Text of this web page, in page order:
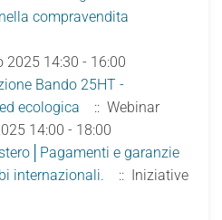
compravendita
2025 14:30 - 16:00
Bando 25HT -
ecologica
:: Webinar
14:00 - 18:00
e garanzie
internazionali.
:: Iniziative